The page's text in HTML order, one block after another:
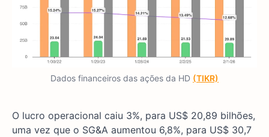
Dados financeiros das ações da HD (TIKR)
O lucro operacional caiu 3%, para US$ 20,89 bilhões,
uma vez que o SG&A aumentou 6,8%, para US$ 30,7